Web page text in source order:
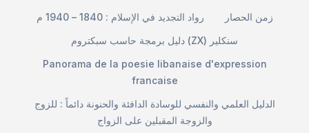
رواد التجديد في الإسلام : 1840 – 1940 م
زمن الحصار
دليل برمجة حاسب سبكتروم (ZX) سنكلير
Panorama de la poesie libanaise d'expression
francaise
الدليل العلمي والنفسي للوسادة الدافئة والحنونة دائماً : للزوج
والزوجة المقبلين على الزواج